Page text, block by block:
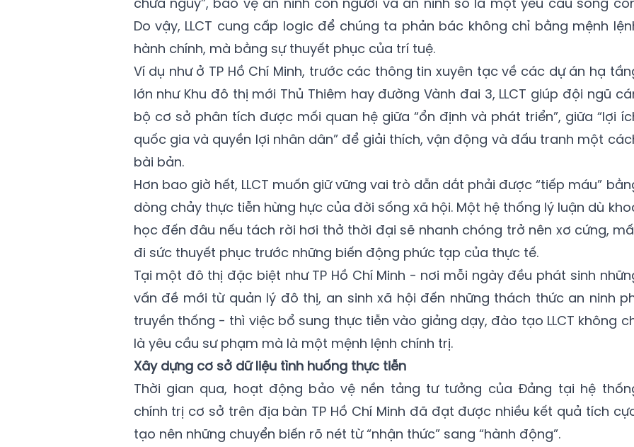
Do vậy, LLCT cung cấp logic để chúng ta phản bác không chỉ bằng mệnh
hành chính, mà bằng sự thuyết phục của trí tuệ.
Ví dụ như ở TP Hồ Chí Minh, trước các thông tin xuyên tạc về các dự án hạ
lớn như Khu đô thị mới Thủ Thiêm hay đường Vành đai 3, LLCT giúp đội ngũ
bộ cơ sở phân tích được mối quan hệ giữa “ổn định và phát triển”, giữa “lợi
quốc gia và quyền lợi nhân dân” để giải thích, vận động và đấu tranh một
bài bản.
Hơn bao giờ hết, LLCT muốn giữ vững vai trò dẫn dắt phải được “tiếp máu”
dòng chảy thực tiễn hừng hực của đời sống xã hội. Một hệ thống lý luận dù
học đến đâu nếu tách rời hơi thở thời đại sẽ nhanh chóng trở nên xơ cứng,
đi sức thuyết phục trước những biến động phức tạp của thực tế.
Tại một đô thị đặc biệt như TP Hồ Chí Minh - nơi mỗi ngày đều phát sinh
vấn đề mới từ quản lý đô thị, an sinh xã hội đến những thách thức an ninh
truyền thống - thì việc bổ sung thực tiễn vào giảng dạy, đào tạo LLCT không
là yêu cầu sư phạm mà là một mệnh lệnh chính trị.
Xây dựng cơ sở dữ liệu tình huống thực tiễn
Thời gian qua, hoạt động bảo vệ nền tảng tư tưởng của Đảng tại hệ
chính trị cơ sở trên địa bàn TP Hồ Chí Minh đã đạt được nhiều kết quả tích
tạo nên những chuyển biến rõ nét từ “nhận thức” sang “hành động”.